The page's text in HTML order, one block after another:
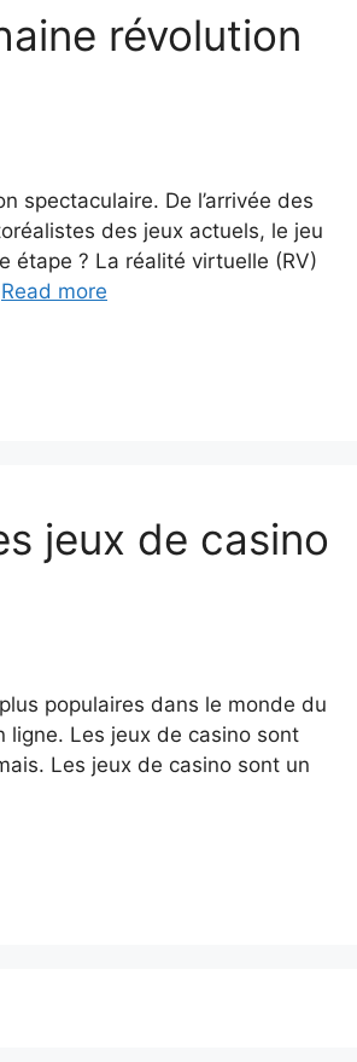
révolution
spectaculaire. De l’arrivée des
des jeux actuels, le jeu
étape ? La réalité virtuelle (RV)
Read more
jeux de casino
populaires dans le monde du
ligne. Les jeux de casino sont
Les jeux de casino sont un